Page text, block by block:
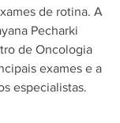
de rotina. A
Pecharki
de Oncologia
exames e a
especialistas.